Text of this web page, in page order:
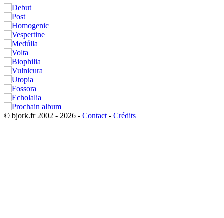
© bjork.fr 2002 - 2026 - Contact - Crédits